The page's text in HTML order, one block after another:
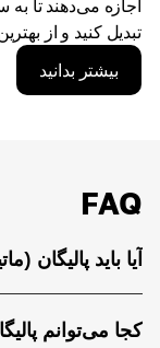
اجازه می‌دهند تا
تبدیل کنید و از
بیشتر بدانید
FAQ
آیا باید پالیگان
کجا می‌توانم